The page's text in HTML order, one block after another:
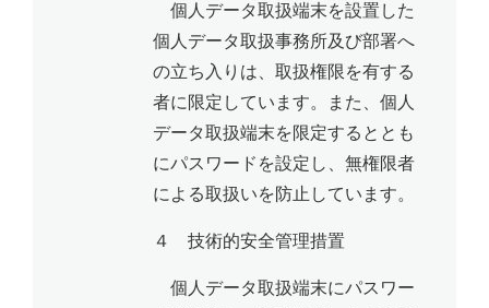
個人データ取扱端末を設置した
個人データ取扱事務所及び部署へ
の立ち入りは、取扱権限を有する
者に限定しています。また、個人
データ取扱端末を限定するととも
にパスワードを設定し、無権限者
による取扱いを防止しています。
４ 技術的安全管理措置
個人データ取扱端末にパスワー